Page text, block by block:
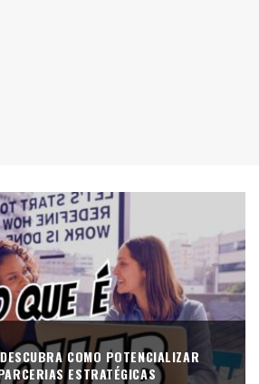
COMO POTENCIALIZAR
ESTRATÉGICAS